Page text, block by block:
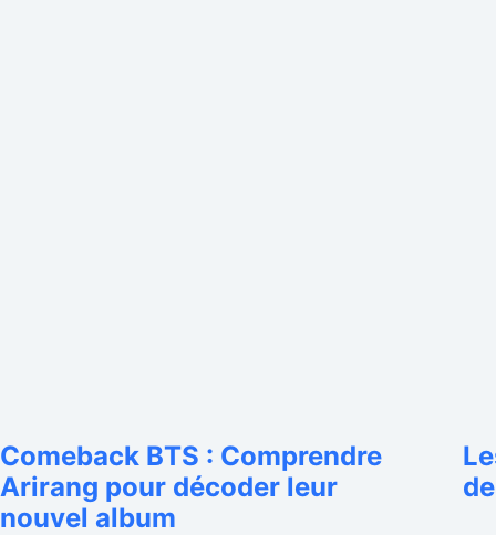
Comeback BTS : Comprendre
Arirang pour décoder leur
nouvel album